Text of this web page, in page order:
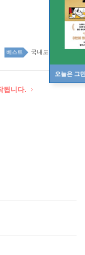
오늘은 그
베스트 국내도서 top100 1주
됩니다.